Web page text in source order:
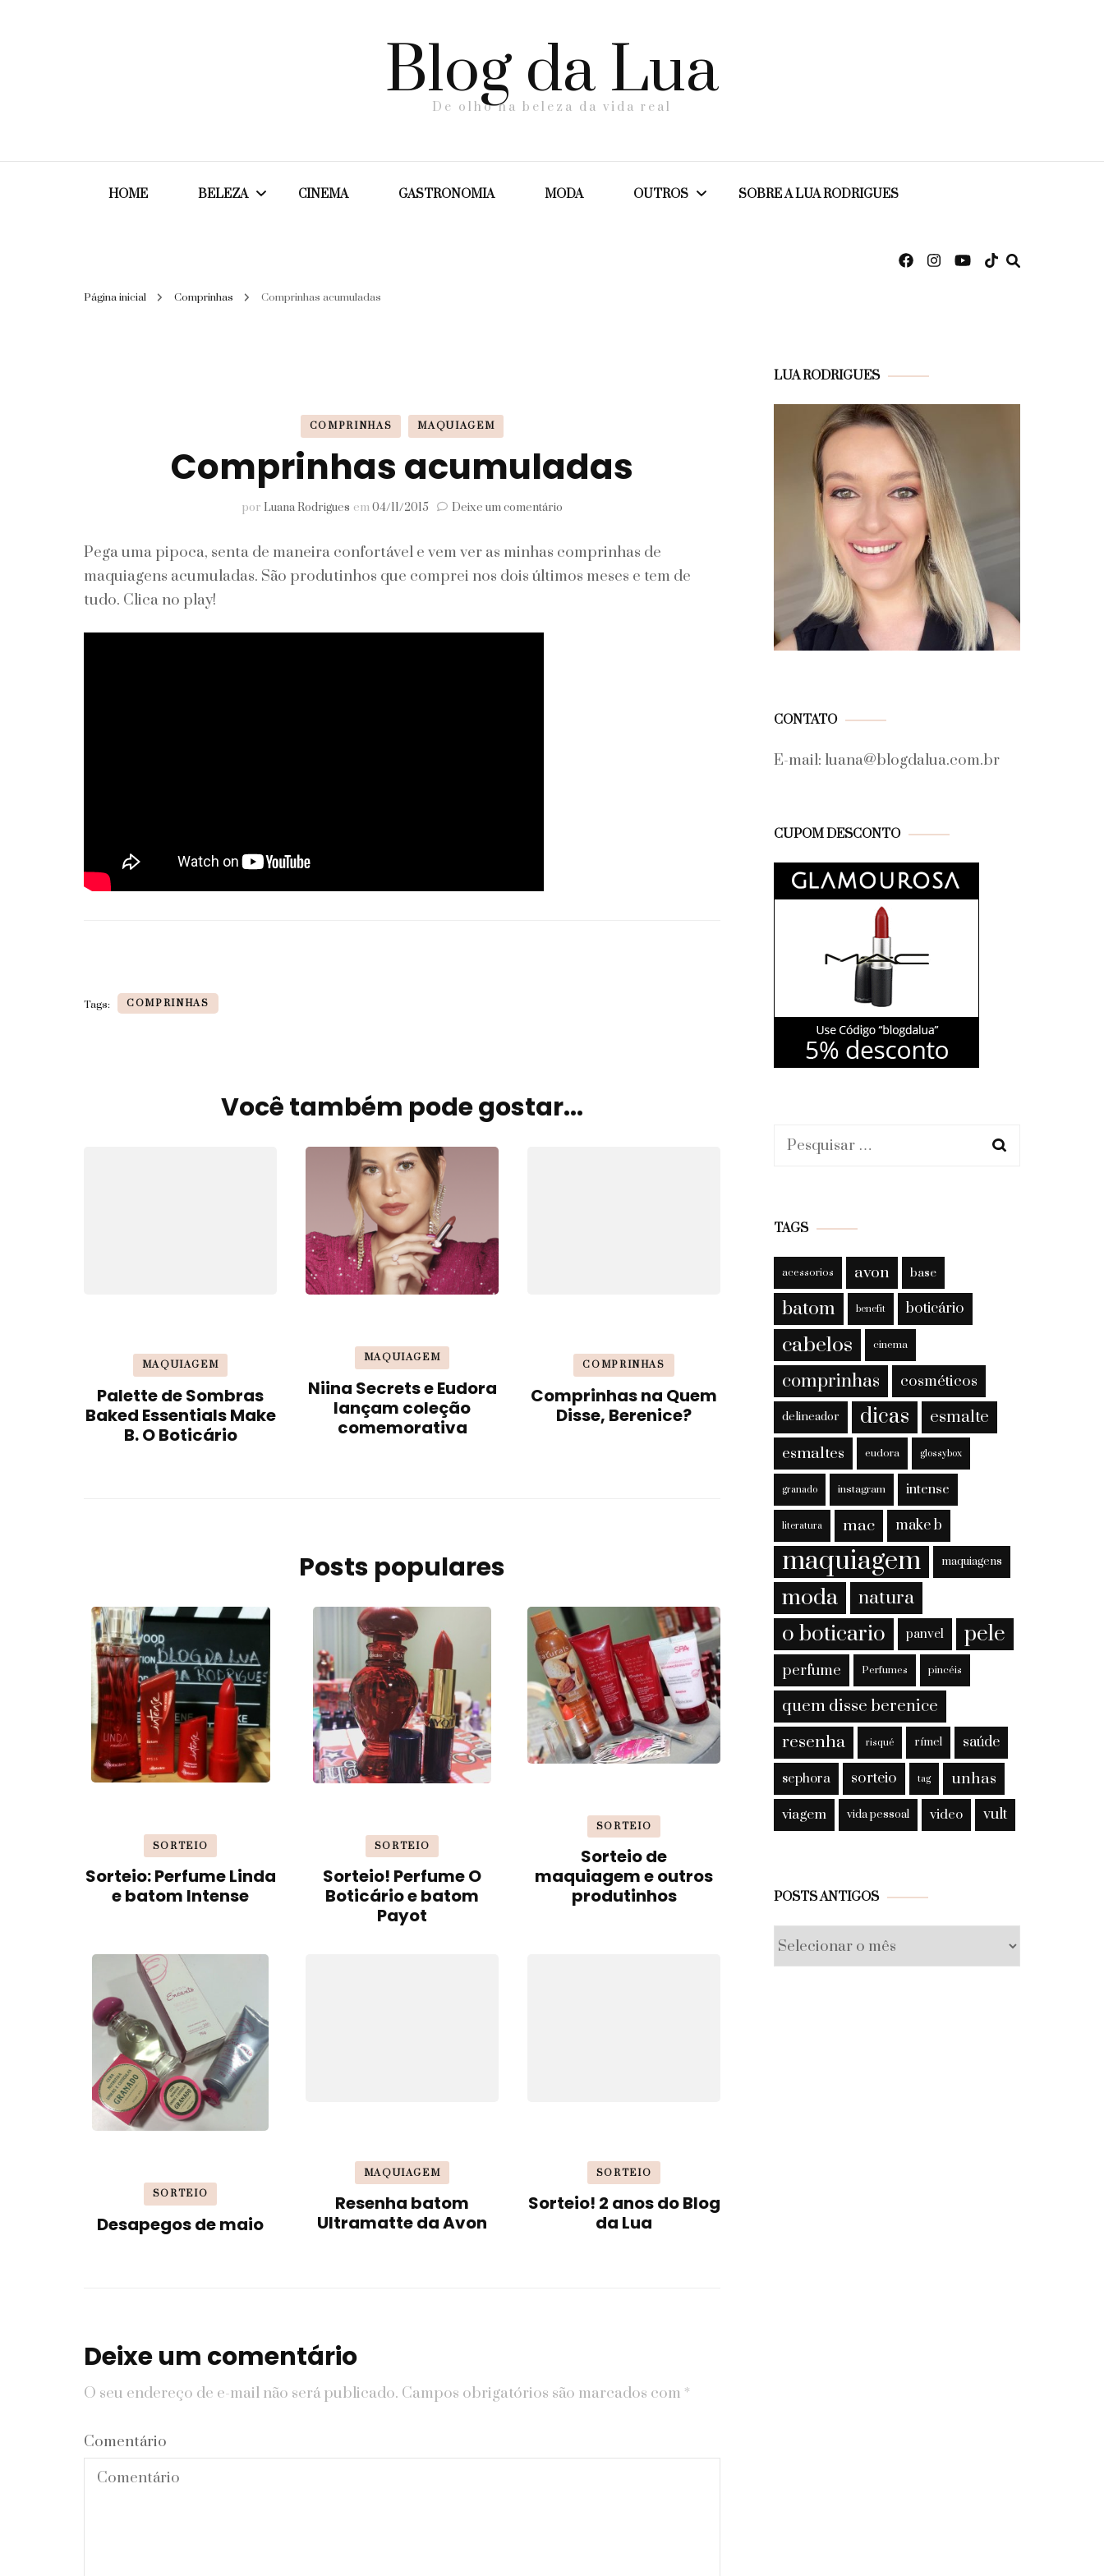
Blog da Lua
De olho na beleza da vida real
HOME BELEZA
Cosméticos
Unhas
CINEMA GASTRONOMIA MODA OUTROS SOBRE A LUA RODRIGUES
Página inicial Comprinhas Comprinhas acumuladas
COMPRINHAS MAQUIAGEM
Comprinhas acumuladas
por Luana Rodrigues em04/11/2015 Deixe um comentárioem
Pega uma pipoca, senta de maneira confortável e vem ver as minhas comprinhas de
maquiagens acumuladas. São produtinhos que comprei nos dois últimos meses e tem de
tudo. Clica no play!
Tags: COMPRINHAS
Você também pode gostar...
MAQUIAGEM
Palette de Sombras
Baked Essentials Make
B. O Boticário
MAQUIAGEM
Niina Secrets e Eudora
lançam coleção
comemorativa
COMPRINHAS
Comprinhas na Quem
Disse, Berenice?
Posts populares
SORTEIO
Sorteio: Perfume Linda
e batom Intense
SORTEIO
Sorteio! Perfume O
Boticário e batom
Payot
SORTEIO
Sorteio de
maquiagem e outros
produtinhos
SORTEIO
Desapegos de maio
MAQUIAGEM
Resenha batom
Ultramatte da Avon
SORTEIO
Sorteio! 2 anos do Blog
da Lua
Deixe um comentário
O seu endereço de e-mail não será publicado. Campos obrigatórios são marcados com *
Comentário
LUA RODRIGUES
CONTATO
E-mail: luana@blogdalua.com.br
CUPOM DESCONTO
Pesquisar
TAGS
acessorios avon base
batom benefit boticário
cabelos cinema
comprinhas cosméticos
delineador dicas esmalte
esmaltes eudora glossybox
granado instagram intense
literatura mac make b
maquiagem maquiagens
moda natura
o boticario panvel pele
perfume Perfumes pincéis
quem disse berenice
resenha risqué rímel saúde
sephora sorteio tag unhas
viagem vida pessoal video vult
POSTS ANTIGOS
Posts